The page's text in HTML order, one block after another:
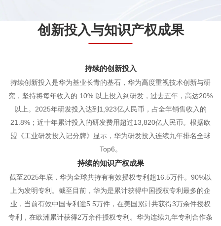
创新投入与知识产权成果
持续的创新投入
持续创新投入是华为基业长青的基石，华为高度重视技术创新与研
究，坚持将每年收入的 10% 以上投入到研发，过去五年，高达20%
以上。2025年研发投入达到1,923亿人民币，占全年销售收入的
21.8%；近十年累计投入的研发费用超过13,820亿人民币。根据欧
盟《工业研发投入记分牌》显示，华为研发投入连续九年排名全球
Top6。
持续的知识产权成果
截至2025年底，华为全球共持有有效授权专利超16.5万件。90%以
上为发明专利。截至目前，华为是累计获得中国授权专利最多的企
业，当前有效中国专利逾5.5万件，在美国累计共获得3万余件授权
专利，在欧洲累计获得2万余件授权专利。华为连续九年专利合作条